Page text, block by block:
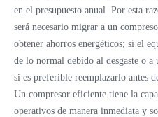
en el presupuesto anual. Por esta
será necesario migrar a un
obtener ahorros energéticos; si el
de lo normal debido al desgaste o
si es preferible reemplazarlo antes
Un compresor eficiente tiene la
operativos de manera inmediata y